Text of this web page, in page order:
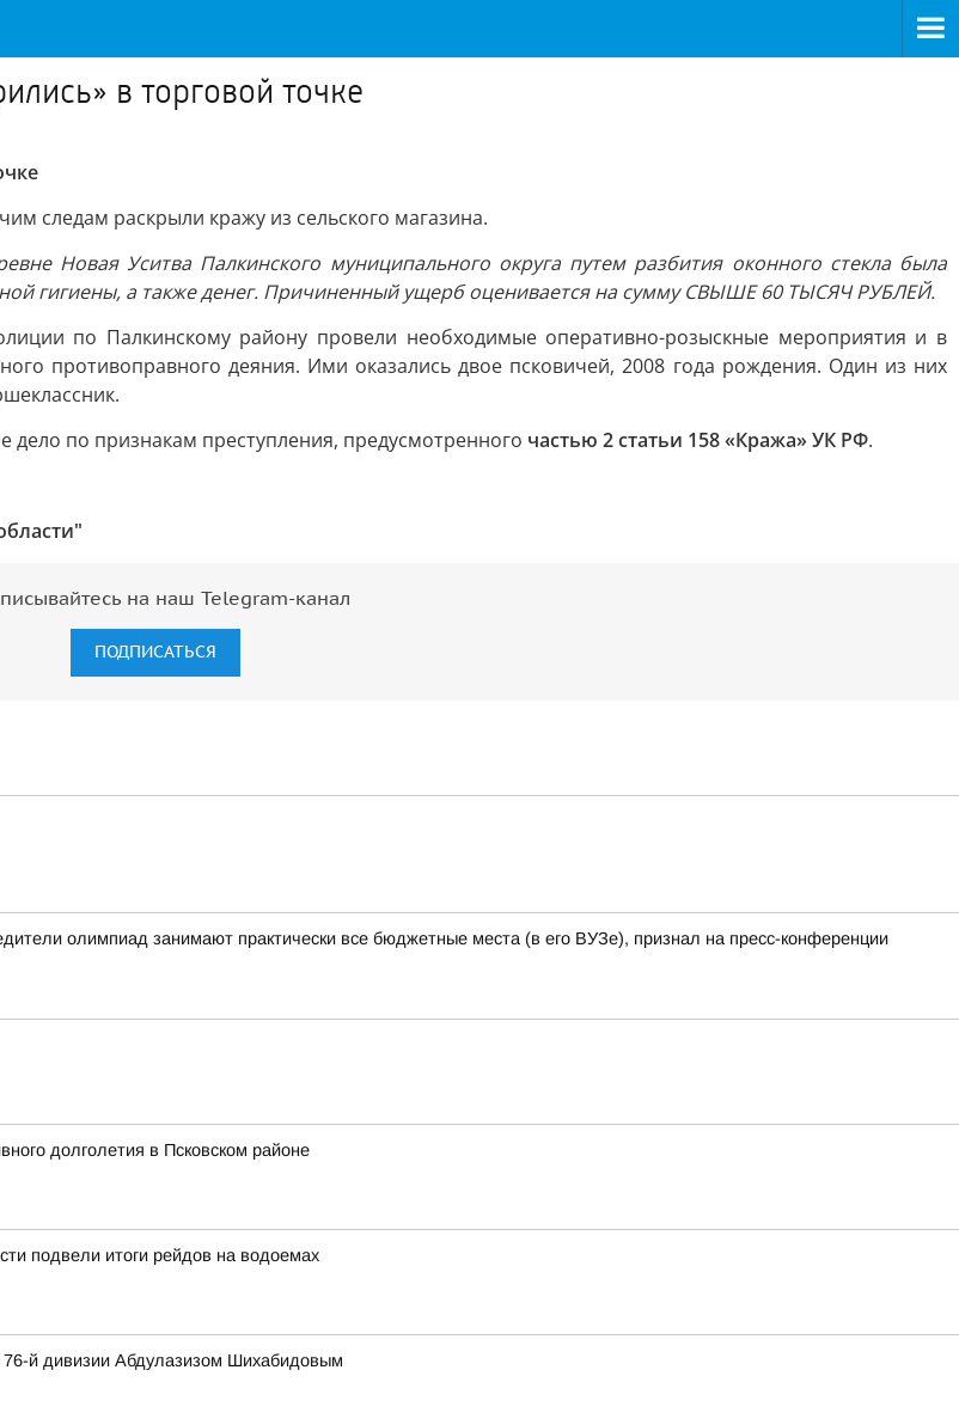
в торговой точке
следам раскрыли кражу из сельского магазина.
Новая Уситва Палкинского муниципального округа путем разбития оконного стекла была
гигиены, а также денег. Причиненный ущерб оценивается на сумму СВЫШЕ 60 ТЫСЯЧ РУБЛЕЙ.
по Палкинскому району провели необходимые оперативно-розыскные мероприятия и в
противоправного деяния. Ими оказались двое псковичей, 2008 года рождения. Один из них
по признакам преступления, предусмотренного частью 2 статьи 158 «Кража» УК РФ.
на наш Telegram-канал
ПОДПИСАТЬСЯ
олимпиад занимают практически все бюджетные места (в его ВУЗе), признал на пресс-конференции
долголетия в Псковском районе
подвели итоги рейдов на водоемах
й дивизии Абдулазизом Шихабидовым